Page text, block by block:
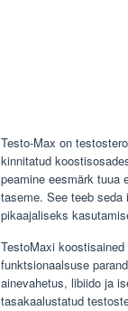
Testo-Max on
kinnitatud
peamine eesmärk tuua
taseme. See teeb
pikaajaliseks
TestoMaxi
funktsionaalsuse
ainevahetus, libiido ja
tasakaalustatud